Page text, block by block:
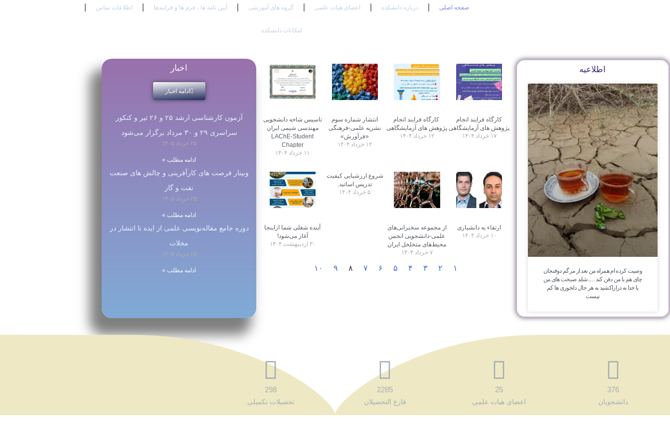
صفحه اصلی درباره دانشکده اعضای هیات علمی گروه های آموزشی آیین نامه ها ، فرم ها و فرایندها اطلاعات تماس
امکانات دانشکده
اطلاعیه
وصیت کرده ام همراه من بعد از مرگم دوفنجان
چای هم با من دفن کند…..شاید صبحت های من
با خدا به درازاکشید به هر حال دلخوری ها کم
نیست
کارگاه فرایند انجام
پژوهش های آزمایشگاهی
۱۷ خرداد ۱۴۰۴
کارگاه فرایند انجام
پژوهش های آزمایشگاهی
۱۲ خرداد ۱۴۰۴
انتشار شماره سوم
نشریه علمی‌-فرهنگی
«فرآورش»
۱۲ خرداد ۱۴۰۴
تاسیس شاخه دانشجویی
مهندسی شیمی ایران
LAChE-Student
Chapter
۱۱ خرداد ۱۴۰۴
ارتقاء به دانشیاری
۱۰ خرداد ۱۴۰۴
از مجموعه سخنرانی‌های
علمی-دانشجویی انجمن
محیط‌های متخلخل ایران
۷ خرداد ۱۴۰۴
شروع ارزشیابی کیفیت
تدریس اساتید.
۵ خرداد ۱۴۰۴
آینده شغلی شما ازاینجا
آغاز می‌شود!
۳۰ اردیبهشت ۱۴۰۴
۱ ۲ ۳ ۴ ۵ ۶ ۷ ۸ ۹ ۱۰
اخبار
ادامه اخبار
آزمون کارشناسی ارشد ۲۵ و ۲۶ تیر و کنکور
سراسری ۲۹ و ۳۰ مرداد برگزار می‌شود
۲۵ خرداد ۱۴۰۵
ادامه مطلب »
وبینار فرصت های کارآفرینی و چالش های صنعت
نفت و گاز
۲۵ خرداد ۱۴۰۵
ادامه مطلب »
دوره جامع مقاله‌نویسی علمی از ایده تا انتشار در
مجلات
۲۵ خرداد ۱۴۰۵
ادامه مطلب »
دانشجویان
376
اعضای هیات علمی
25
فارغ التحصیلان
2285
تحصیلات تکمیلی
298